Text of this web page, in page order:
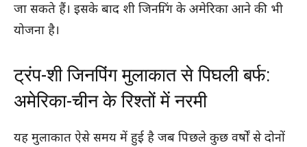
जा सकते हैं। इसके बाद शी जिनपिंग के अमेरिका आने की भी
योजना है।
ट्रंप-शी जिनपिंग मुलाकात से पिघली बर्फ:
अमेरिका-चीन के रिश्तों में नरमी
यह मुलाकात ऐसे समय में हुई है जब पिछले कुछ वर्षों से दोनों